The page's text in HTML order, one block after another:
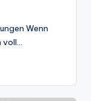
Wenn
voll…